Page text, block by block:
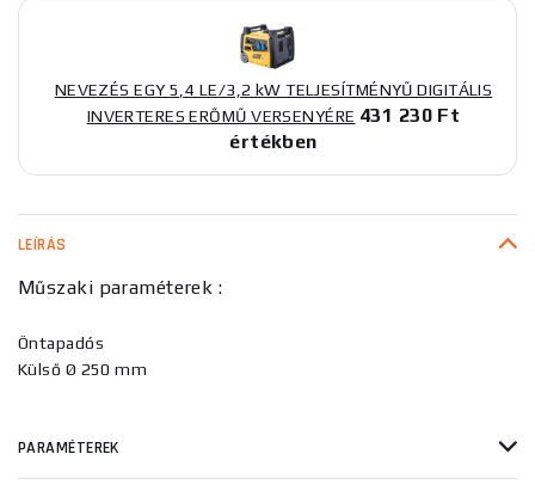
NEVEZÉS EGY 5,4 LE/3,2 kW TELJESÍTMÉNYŰ DIGITÁLIS
INVERTERES ERŐMŰ VERSENYÉRE 431 230 Ft
értékben
LEÍRÁS
Műszaki paraméterek :
Öntapadós
Külső Ø 250 mm
PARAMÉTEREK